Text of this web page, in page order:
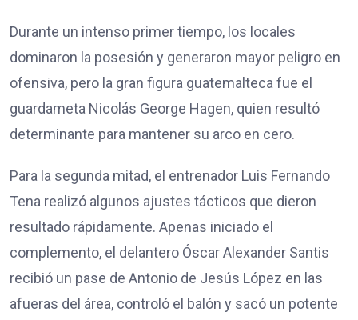
Durante un intenso primer tiempo, los locales
dominaron la posesión y generaron mayor peligro en
ofensiva, pero la gran figura guatemalteca fue el
guardameta Nicolás George Hagen, quien resultó
determinante para mantener su arco en cero.
Para la segunda mitad, el entrenador Luis Fernando
Tena realizó algunos ajustes tácticos que dieron
resultado rápidamente. Apenas iniciado el
complemento, el delantero Óscar Alexander Santis
recibió un pase de Antonio de Jesús López en las
afueras del área, controló el balón y sacó un potente